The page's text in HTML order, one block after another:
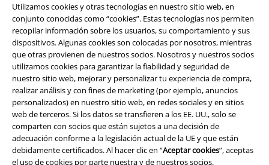
Utilizamos cookies y otras tecnologías en nuestro sitio web, en
conjunto conocidas como “cookies”. Estas tecnologías nos permiten
recopilar información sobre los usuarios, su comportamiento y sus
dispositivos. Algunas cookies son colocadas por nosotros, mientras
que otras provienen de nuestros socios. Nosotros y nuestros socios
utilizamos cookies para garantizar la fiabilidad y seguridad de
nuestro sitio web, mejorar y personalizar tu experiencia de compra,
realizar análisis y con fines de marketing (por ejemplo, anuncios
personalizados) en nuestro sitio web, en redes sociales y en sitios
web de terceros. Si los datos se transfieren a los EE. UU., solo se
comparten con socios que están sujetos a una decisión de
adecuación conforme a la legislación actual de la UE y que están
debidamente certificados. Al hacer clic en “Aceptar cookies”, aceptas
el uso de cookies por parte nuestra y de nuestros socios.
Legal
Términos y Condiciones